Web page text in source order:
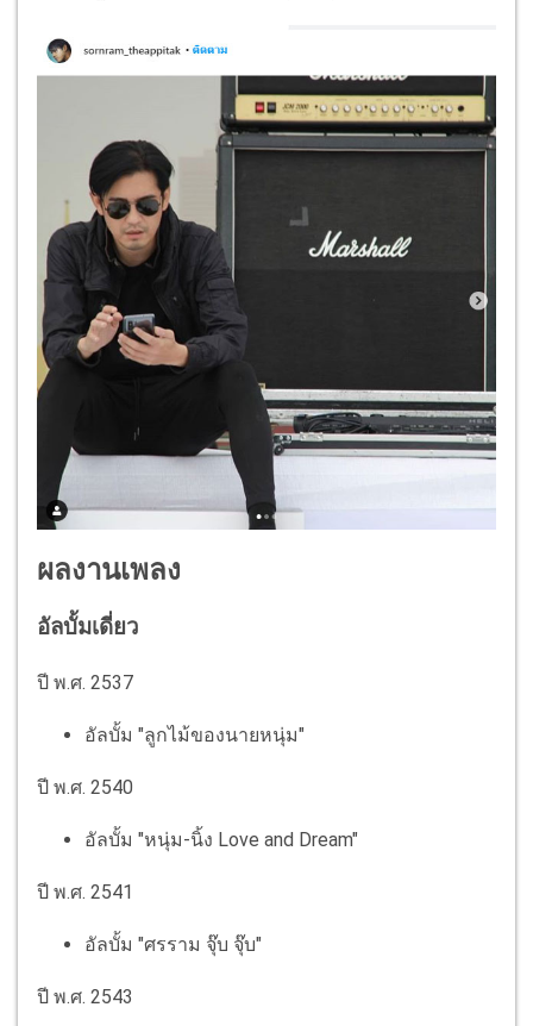
ผลงานเพลง
อัลบั้มเดี่ยว
ปี พ.ศ. 2537
อัลบั้ม "ลูกไม้ของนายหนุ่ม"
ปี พ.ศ. 2540
อัลบั้ม "หนุ่ม-นิ้ง Love and Dream"
ปี พ.ศ. 2541
อัลบั้ม "ศรราม จุ๊บ จุ๊บ"
ปี พ.ศ. 2543